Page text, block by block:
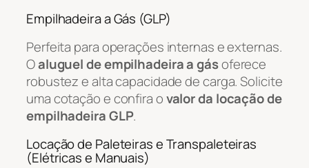
Empilhadeira a Gás (GLP)
Perfeita para operações internas e externas.
Oaluguel de empilhadeira a gásoferece
robustez e alta capacidade de carga. Solicite
uma cotação e confira ovalor da locação de
empilhadeira GLP.
Locação de Paleteiras e Transpaleteiras
(Elétricas e Manuais)